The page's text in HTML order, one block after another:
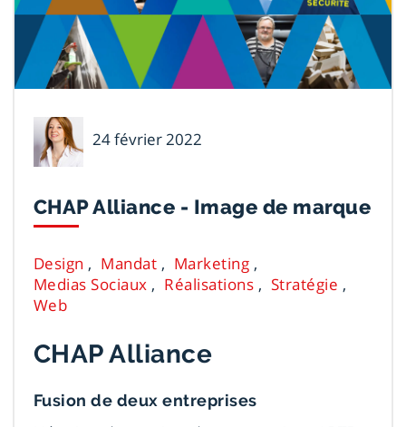
Leclerc
24 février 2022
CHAP Alliance - Image de marque
Design Mandat
Marketing
Medias Sociaux
Réalisations
Stratégie
Web
CHAP Alliance
Fusion de deux entreprises